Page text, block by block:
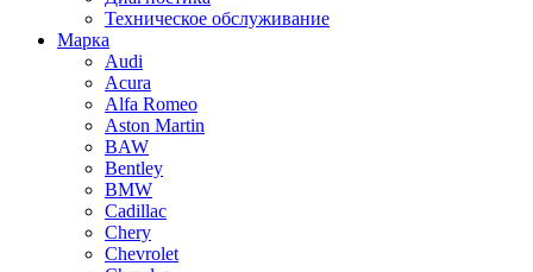
Техническое обслуживание
Марка
Audi
Acura
Alfa Romeo
Aston Martin
BAW
Bentley
BMW
Cadillac
Chery
Chevrolet